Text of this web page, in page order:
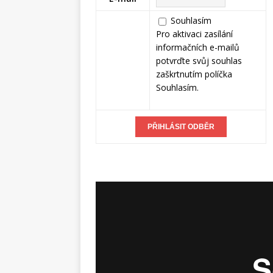
Souhlasím
Pro aktivaci zasílání
informačních e-mailů
potvrďte svůj souhlas
zaškrtnutím políčka
Souhlasím.